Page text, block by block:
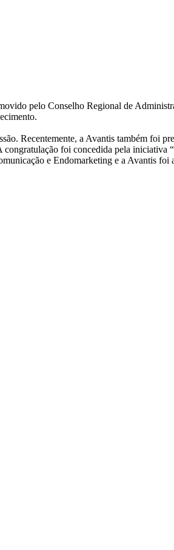
pelo Conselho Regional de
Recentemente, a Avantis também foi
foi concedida pela iniciativa
e Endomarketing e a Avantis